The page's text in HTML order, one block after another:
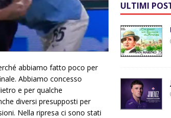
abbiamo fatto poco per
Abbiamo concesso
e per qualche
diversi presupposti per
Nella ripresa ci sono stati
ULTIMI